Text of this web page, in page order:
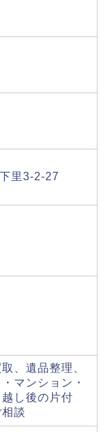
里3-2-27
、遺品整理、
マンション・
し後の片付
談